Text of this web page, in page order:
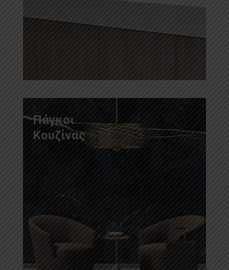
Πάγκοι
Κουζίνας